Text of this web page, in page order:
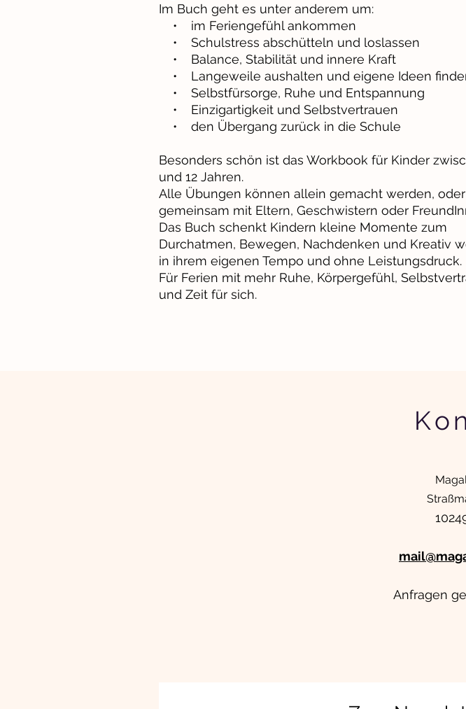
Im Buch geht es unter anderem um:
• im Feriengefühl ankommen
• Schulstress abschütteln und loslassen
• Balance, Stabilität und innere Kraft
• Langeweile aushalten und eigene Ideen
• Selbstfürsorge, Ruhe und Entspannung
• Einzigartigkeit und Selbstvertrauen
• den Übergang zurück in die Schule
Besonders schön ist das Workbook für Kinder
und 12 Jahren.
Alle Übungen können allein gemacht werden,
gemeinsam mit Eltern, Geschwistern oder
Das Buch schenkt Kindern kleine Momente zum
Durchatmen, Bewegen, Nachdenken und Kreativ
in ihrem eigenen Tempo und ohne Leistungsdruck.
Für Ferien mit mehr Ruhe, Körpergefühl,
und Zeit für sich.
Anfragen